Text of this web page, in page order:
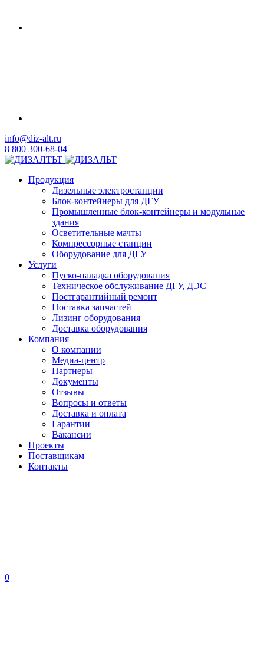
info@diz-alt.ru
8 800 300-68-04
Продукция
Дизельные электростанции
Блок-контейнеры для ДГУ
Промышленные блок-контейнеры и модульные
здания
Осветительные мачты
Компрессорные станции
Оборудование для ДГУ
Услуги
Пуско-наладка оборудования
Техническое обслуживание ДГУ, ДЭС
Постгарантийный ремонт
Поставка запчастей
Лизинг оборудования
Доставка оборудования
Компания
О компании
Медиа-центр
Партнеры
Документы
Отзывы
Вопросы и ответы
Доставка и оплата
Гарантии
Вакансии
Проекты
Поставщикам
Контакты
0